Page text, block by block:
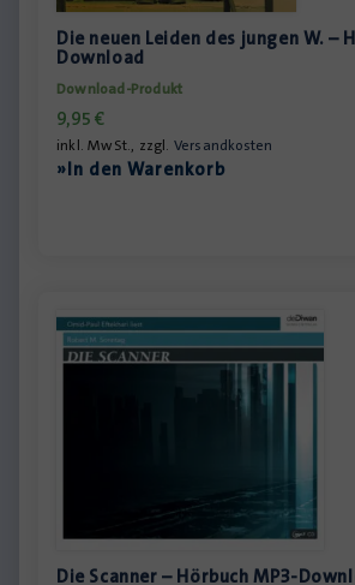
Die neuen Leiden des jungen W. –
Download
Download-Produkt
9,95 €
inkl. MwSt., zzgl. Versandkosten
»In den Warenkorb
Die Scanner – Hörbuch MP3-